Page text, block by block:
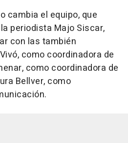
cambia el equipo, que
periodista Majo Siscar,
con las también
como coordinadora de
como coordinadora de
Bellver, como